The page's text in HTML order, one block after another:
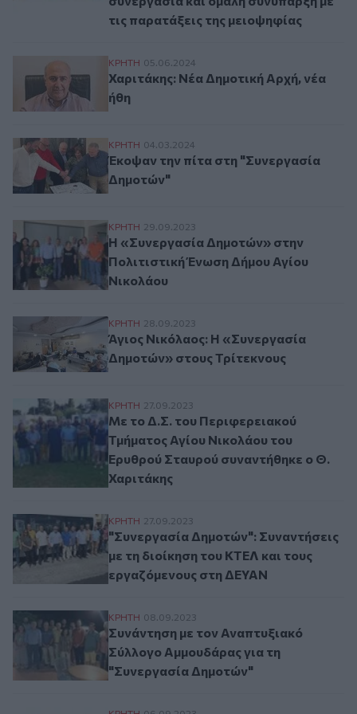
τις παρατάξεις της μειοψηφίας
Χαριτάκης: Νέα Δημοτική Αρχή, νέα ήθη
ΚΡΗΤΗ 05.06.2024
Χαριτάκης: Νέα Δημοτική Αρχή, νέα
ήθη
Έκοψαν την πίτα στη "Συνεργασία
ΚΡΗΤΗ 04.03.2024
Έκοψαν την πίτα στη "Συνεργασία
Δημοτών"
Η «Συνεργασία Δημοτών» στην
ΚΡΗΤΗ 29.09.2023
Η «Συνεργασία Δημοτών» στην
Πολιτιστική Ένωση Δήμου Αγίου
Νικολάου
Άγιος Νικόλαος: Η «Συνεργασία
ΚΡΗΤΗ 28.09.2023
Άγιος Νικόλαος: Η «Συνεργασία
Δημοτών» στους Τρίτεκνους
Με το Δ.Σ. του Περιφερειακού Τμήματος
ΚΡΗΤΗ 27.09.2023
Με το Δ.Σ. του Περιφερειακού
Τμήματος Αγίου Νικολάου του
Ερυθρού Σταυρού συναντήθηκε ο Θ.
Χαριτάκης
"Συνεργασία Δημοτών": Συναντήσεις με
ΚΡΗΤΗ 27.09.2023
"Συνεργασία Δημοτών": Συναντήσεις
με τη διοίκηση του ΚΤΕΛ και τους
εργαζόμενους στη ΔΕΥΑΝ
Συνάντηση με τον Αναπτυξιακό Σύλλογο
ΚΡΗΤΗ 08.09.2023
Συνάντηση με τον Αναπτυξιακό
Σύλλογο Αμμουδάρας για τη
"Συνεργασία Δημοτών"